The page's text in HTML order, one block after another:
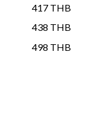
417 THB
438 THB
498 THB